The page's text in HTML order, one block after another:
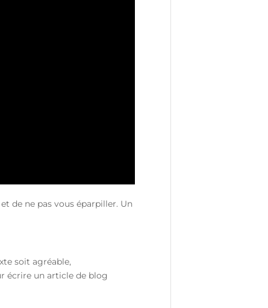
de ne pas vous éparpiller. Un
soit agréable,
écrire un article de blog